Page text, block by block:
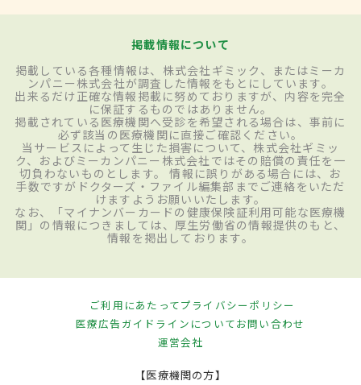
掲載情報について
掲載している各種情報は、株式会社ギミック、またはミーカ
ンパニー株式会社が調査した情報をもとにしています。
出来るだけ正確な情報掲載に努めておりますが、内容を完全
に保証するものではありません。
掲載されている医療機関へ受診を希望される場合は、事前に
必ず該当の医療機関に直接ご確認ください。
当サービスによって生じた損害について、株式会社ギミッ
ク、およびミーカンパニー株式会社ではその賠償の責任を一
切負わないものとします。 情報に誤りがある場合には、お
手数ですがドクターズ・ファイル編集部までご連絡をいただ
けますようお願いいたします。
なお、「マイナンバーカードの健康保険証利用可能な医療機
関」の情報につきましては、厚生労働省の情報提供のもと、
情報を掲出しております。
ご利用にあたってプライバシーポリシー
医療広告ガイドラインについてお問い合わせ
運営会社
【医療機関の方】